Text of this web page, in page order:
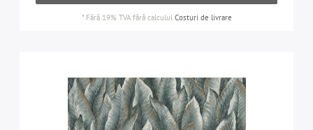
* Fără 19% TVAfără calculul Costuri de livrare